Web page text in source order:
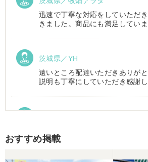
迅速で丁寧な対応をしていただ
きました。商品にも満足していま
茨城県／YH
遠いところ配達いただきありが
説明も丁寧にしていただき感謝し
先週会社に伺い現車の確認をし
対応に感謝してます。 全ての機
おすすめ掲載